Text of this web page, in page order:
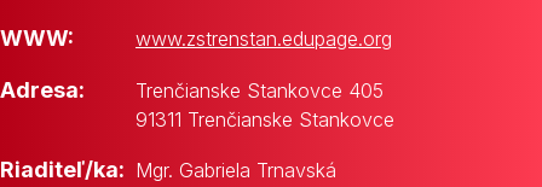
WWW: www.zstrenstan.edupage.org
Adresa:
Trenčianske Stankovce 405
91311 Trenčianske Stankovce
Riaditeľ/ka: Mgr. Gabriela Trnavská